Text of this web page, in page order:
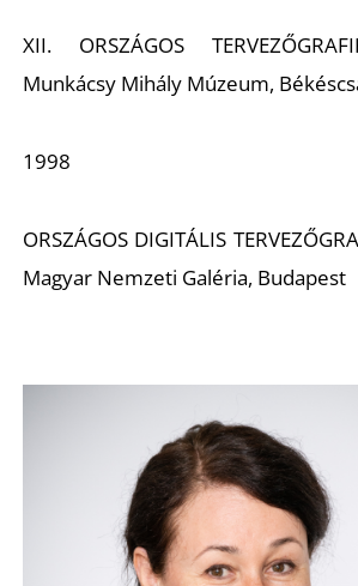
XII. ORSZÁGOS
Munkácsy Mihály Múzeum,
1998
ORSZÁGOS DIGITÁLIS
Magyar Nemzeti Galéria, Budapest